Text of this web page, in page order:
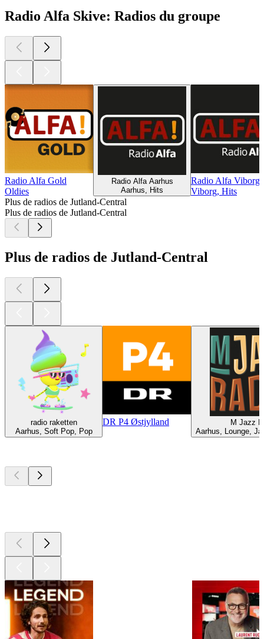
Radio Alfa Skive: Radios du groupe
Radio Alfa Gold
Oldies
Radio Alfa Aarhus
Aarhus, Hits
Radio Alfa Viborg
Viborg, Hits
Plus de radios de Jutland-Central
Plus de radios de Jutland-Central
Plus de radios de Jutland-Central
radio raketten
Aarhus, Soft Pop, Pop
DR P4 Østjylland
M Jazz
Aarhus, Lounge,